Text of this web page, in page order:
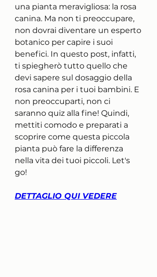
una pianta meravigliosa: la rosa
canina. Ma non ti preoccupare,
non dovrai diventare un esperto
botanico per capire i suoi
benefici. In questo post, infatti,
ti spiegherò tutto quello che
devi sapere sul dosaggio della
rosa canina per i tuoi bambini. E
non preoccuparti, non ci
saranno quiz alla fine! Quindi,
mettiti comodo e preparati a
scoprire come questa piccola
pianta può fare la differenza
nella vita dei tuoi piccoli. Let's
go!
DETTAGLIO QUI VEDERE